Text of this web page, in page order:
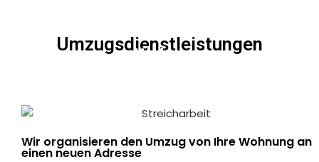
Umzugsdienstleistungen
Wohnung
Wir organisieren den Umzug von Ihre Wohnung an
einen neuen Adresse